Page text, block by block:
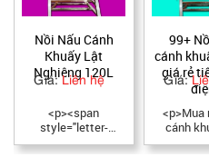
Nồi Nấu Cánh
Khuấy Lật
Nghiêng 120L
Giá: Liên hệ
<p><span
style="letter-
spacing:0pt;font-
style:normal;">
99+
cánh
giá rẻ
Giá:
<p>Mua
cánh
Bếp Việt
hàng